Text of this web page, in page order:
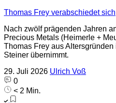
Thomas Frey verabschiedet sich
Nach zwölf prägenden Jahren
Precious Metals (Heimerle +
Thomas Frey aus
Steiner übernimmt.
29. Juli 2026 Ulrich Voß
0
< 2 Min.